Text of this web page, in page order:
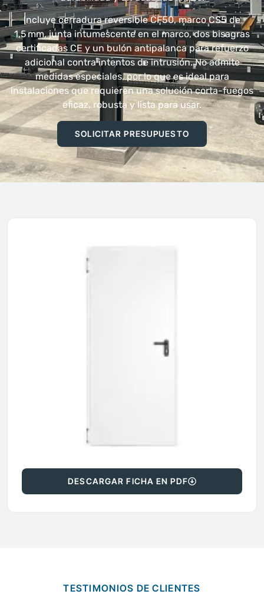
Incluye cerradura reversible CF50, marco CS5 de
1,5 mm, junta intumescente en el marco, dos bisagras
certificadas CE y un bulón antipalanca para refuerzo
adicional contra intentos de intrusión. No admite
medidas especiales, por lo que es ideal para
instalaciones que requieren una solución corta-fuegos
eficaz, robusta y lista para usar.
SOLICITAR PRESUPUESTO
DESCARGAR FICHA EN PDF
TESTIMONIOS DE CLIENTES